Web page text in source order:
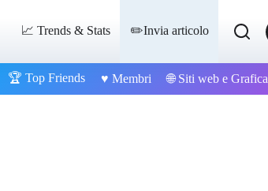
📈 Trends & Stats ✏️Invia articolo
🏆 Top Friends ♥️ Membri 🌐 Siti web e Grafica